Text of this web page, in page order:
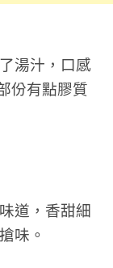
湯汁，口感
份有點膠質
道，香甜細
味。